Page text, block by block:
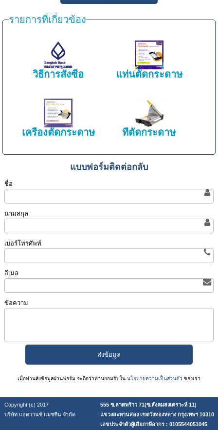
รายการที่เกี่ยวข้อง
วิธีการสั่งซื้อ แท่นตัดกระดาษ
เครื่องตัดกระดาษ ที่ตัดกระดาษ
แบบฟอร์มติดต่อกลับ
ชื่อ
นามสกุล
เบอร์โทรศัพท์
อีเมล
ข้อความ
เมื่อท่านส่งข้อมูลผ่านฟอร์ม จะถือว่าท่านยอมรับในนโยบายความเป็นส่วนตัว ของเรา
Copyright (c) 2017
555 ซ.ลาดพร้าว 71(ซ.สังคมสงเคราะห์ 11)
บริษัท แอดวานซ์ แมชชีน จำกัด
แขวงสะพานสอง เขตวังทองหลาง กรุงเทพฯ 10310
เลขประจำตัวผู้เสียภาษีอากร : 0105544051045